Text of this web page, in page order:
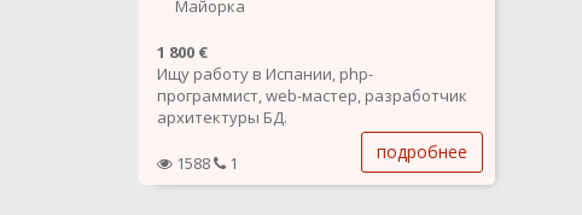
Майорка
1 800 €
Ищу работу в Испании, php-
программист, web-мастер, разработчик
архитектуры БД.
1588 1 подробнее